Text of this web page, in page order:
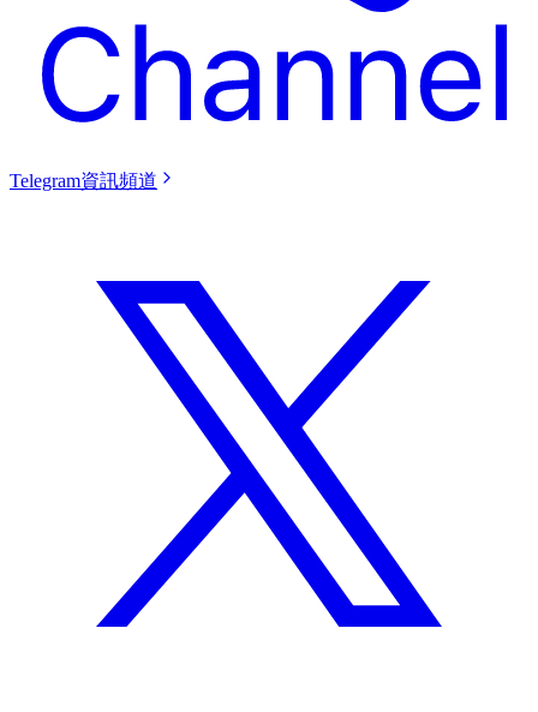
Telegram資訊頻道